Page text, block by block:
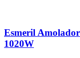
Esmeril
1020W